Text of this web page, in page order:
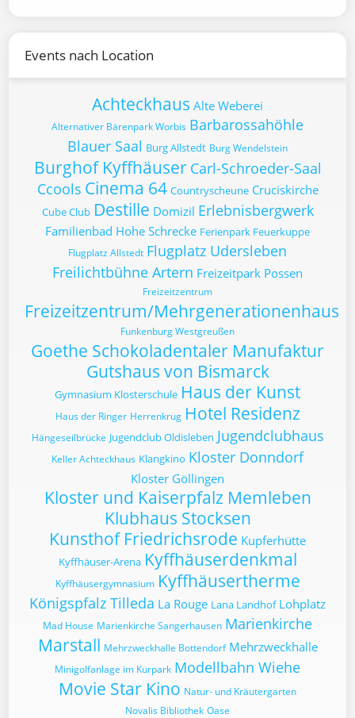
Events nach Location
Achteckhaus Alte Weberei
Alternativer Bärenpark Worbis Barbarossahöhle
Blauer Saal Burg Allstedt Burg Wendelstein
Burghof Kyffhäuser Carl-Schroeder-Saal
Ccools Cinema 64 Countryscheune Cruciskirche
Cube Club Destille Domizil Erlebnisbergwerk
Familienbad Hohe Schrecke Ferienpark Feuerkuppe
Flugplatz Allstedt Flugplatz Udersleben
Freilichtbühne Artern Freizeitpark Possen
Freizeitzentrum
Freizeitzentrum/Mehrgenerationenhaus
Funkenburg Westgreußen
Goethe Schokoladentaler Manufaktur
Gutshaus von Bismarck
Gymnasium Klosterschule Haus der Kunst
Haus der Ringer Herrenkrug Hotel Residenz
Hängeseilbrücke Jugendclub Oldisleben Jugendclubhaus
Keller Achteckhaus Klangkino Kloster Donndorf
Kloster Göllingen
Kloster und Kaiserpfalz Memleben
Klubhaus Stocksen
Kunsthof Friedrichsrode Kupferhütte
Kyffhäuser-Arena Kyffhäuserdenkmal
Kyffhäusergymnasium Kyffhäusertherme
Königspfalz Tilleda La Rouge Lana Landhof Lohplatz
Mad House Marienkirche Sangerhausen Marienkirche
Marstall Mehrzweckhalle Bottendorf Mehrzweckhalle
Minigolfanlage im Kurpark Modellbahn Wiehe
Movie Star Kino Natur- und Kräutergarten
Novalis Bibliothek Oase